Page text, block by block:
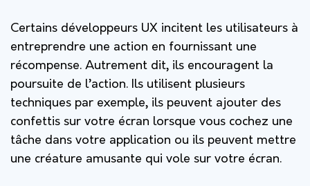
Certains développeurs UX incitent les utilisateurs à
entreprendre une action en fournissant une
récompense. Autrement dit, ils encouragent la
poursuite de l’action. Ils utilisent plusieurs
techniques par exemple, ils peuvent ajouter des
confettis sur votre écran lorsque vous cochez une
tâche dans votre application ou ils peuvent mettre
une créature amusante qui vole sur votre écran.